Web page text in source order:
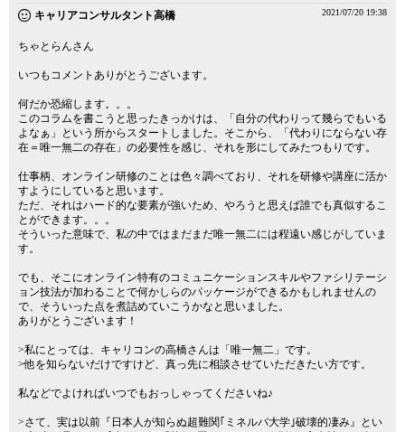
キャリアコンサルタント高橋 2021/07/20 19:38
ちゃとらんさん
いつもコメントありがとうございます。
何だか恐縮します。。。
このコラムを書こうと思ったきっかけは、「自分の代わりって幾らでもいる
よなぁ」という所からスタートしました。そこから、「代わりにならない存
在＝唯一無二の存在」の必要性を感じ、それを形にしてみたつもりです。
仕事柄、オンライン研修のことは色々調べており、それを研修や講座に活か
すようにしていると思います。
ただ、それはハード的な要素が強いため、やろうと思えば誰でも真似するこ
とができます。。。
そういった意味で、私の中ではまだまだ唯一無二には程遠い感じがしていま
す。
でも、そこにオンライン特有のコミュニケーションスキルやファシリテーシ
ョン技法が加わることで何かしらのパッケージができるかもしれませんの
で、そういった点を煮詰めていこうかなと思いました。
ありがとうございます！
>私にとっては、キャリコンの高橋さんは「唯一無二」です。
>他を知らないだけですけど、真っ先に相談させていただきたい方です。
私などでよければいつでもおっしゃってくださいね♪
>さて、実は以前『日本人が知らぬ超難関｢ミネルバ大学｣破壊的凄み』とい